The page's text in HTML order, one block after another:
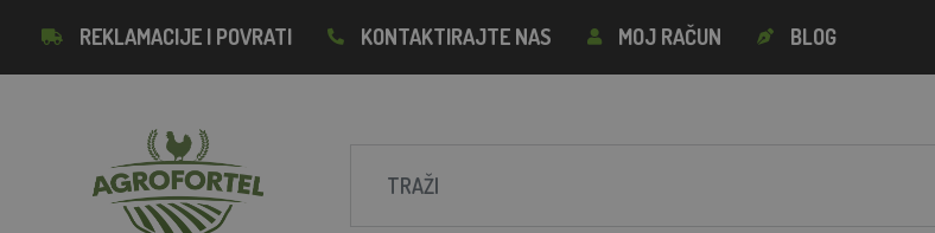
REKLAMACIJE I POVRATI KONTAKTIRAJTE NAS MOJ RAČUN BLOG